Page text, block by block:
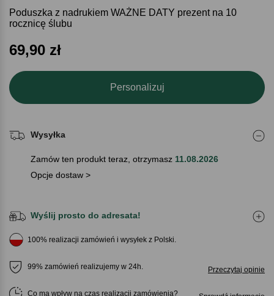
Poduszka z nadrukiem WAŻNE DATY prezent na 10
rocznicę ślubu
69,90 zł
Personalizuj
Wysyłka
Zamów ten produkt teraz, otrzymasz 11.08.2026
Opcje dostaw >
Wyślij prosto do adresata!
100% realizacji zamówień i wysyłek z Polski.
99% zamówień realizujemy w 24h. Przeczytaj opinie
Co ma wpływ na czas realizacji zamówienia